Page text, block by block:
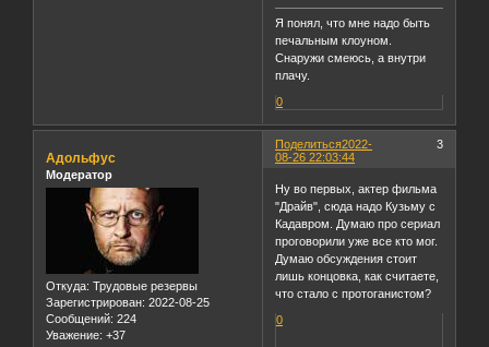
Я понял, что мне надо быть
печальным клоуном.
Снаружи смеюсь, а внутри
плачу.
0
Поделиться 3
2022-
08-26 22:03:44
Адольфус
Модератор
Откуда: Трудовые резервы
Зарегистрирован: 2022-08-25
Сообщений: 224
Уважение: +37
Ну во первых, актер фильма
"Драйв", сюда надо Кузьму с
Кадавром. Думаю про сериал
проговорили уже все кто мог.
Думаю обсуждения стоит
лишь концовка, как считаете,
что стало с протоганистом?
0